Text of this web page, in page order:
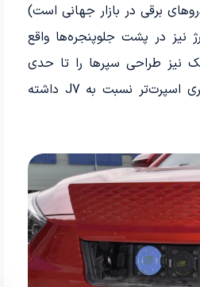
برقی در بازار جهانی است)
نیز در پشت جلوپنجره‌ها واقع
طراحی سپرها را تا حدی
تغییر داده تا EJ7 ظاهری اسپرت‌تر نسبت به J7 داشته